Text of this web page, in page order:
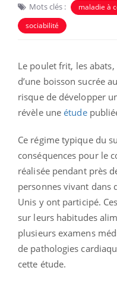
Mots clés : maladie à
sociabilité
Le poulet frit, les
d’une boisson sucrée
risque de développer
révèle uneétude
Ce régime typique du
conséquences pour le
réalisée pendant près
personnes vivant dans
Unis y ont participé.
sur leurs habitudes
plusieurs examens
de pathologies
cette étude.